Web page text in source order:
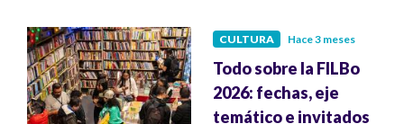
CULTURA Hace 3 meses
Todo sobre la FILBo
2026: fechas, eje
temático e invitados